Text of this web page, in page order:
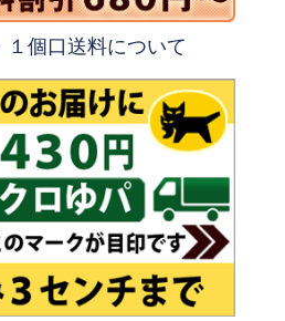
１個口送料について